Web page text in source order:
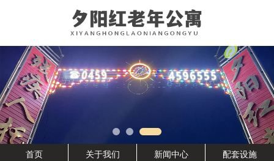
首页 关于我们 新闻中心 配套设施